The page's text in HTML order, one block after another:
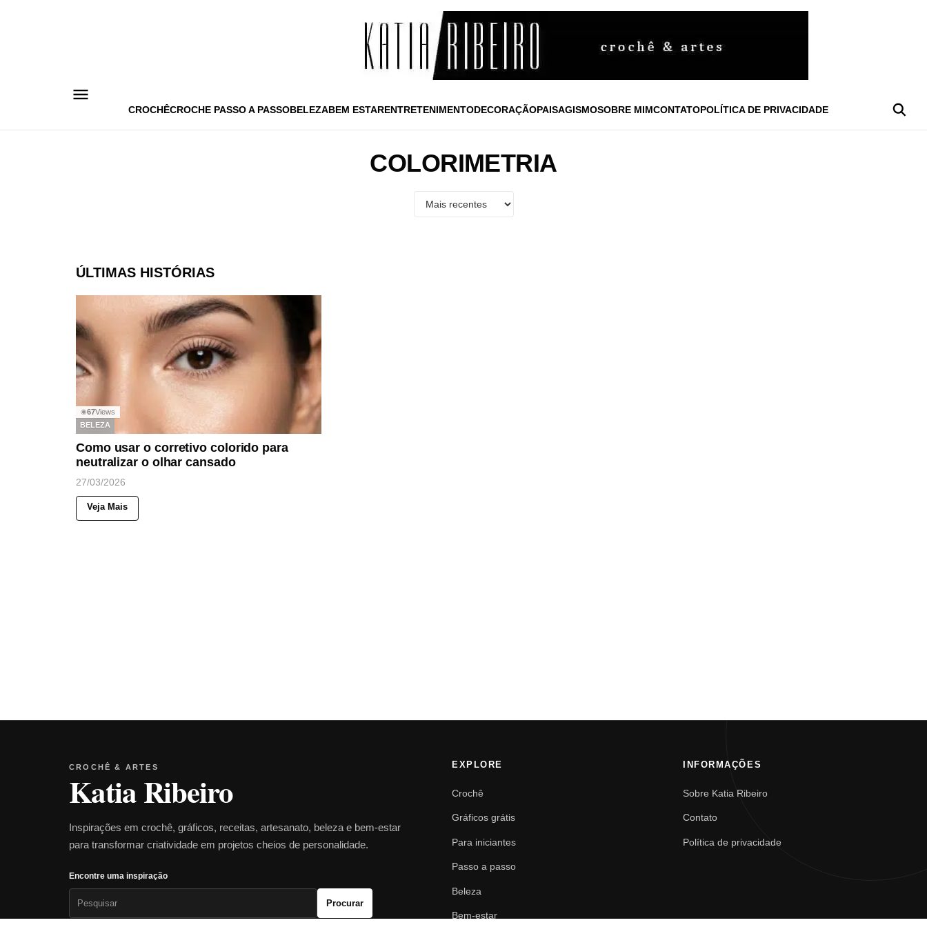
CROCHÊCROCHE PASSO A PASSOBELEZABEM ESTARENTRETENIMENTODECORAÇÃOPAISAGISMOSOBRE MIMCONTATOPOLÍTICA DE PRIVACIDADE
COLORIMETRIA
ÚLTIMAS HISTÓRIAS
◉67Views
BELEZA
Como usar o corretivo colorido para
neutralizar o olhar cansado
27/03/2026
Veja Mais
CROCHÊ & ARTES
Katia Ribeiro
Inspirações em crochê, gráficos, receitas, artesanato, beleza e bem-estar
para transformar criatividade em projetos cheios de personalidade.
Encontre uma inspiração
Procurar
EXPLORE
Crochê
Gráficos grátis
Para iniciantes
Passo a passo
Beleza
Bem-estar
INFORMAÇÕES
Sobre Katia Ribeiro
Contato
Política de privacidade